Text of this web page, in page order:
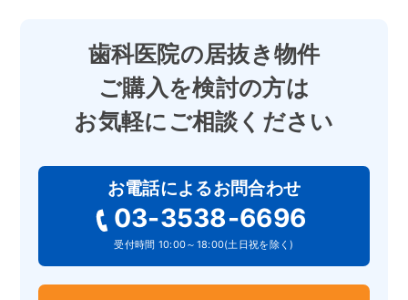
歯科医院の居抜き物件
ご購入を検討の方は
お気軽にご相談ください
お電話によるお問合わせ
03-3538-6696
受付時間 10:00～18:00(土日祝を除く)